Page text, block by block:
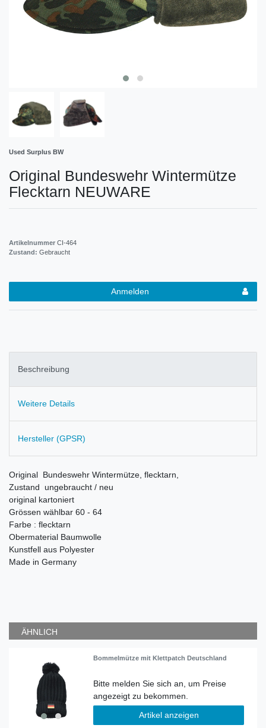
Used Surplus BW
Original Bundeswehr Wintermütze
Flecktarn NEUWARE
Artikelnummer CI-464
Zustand: Gebraucht
Anmelden
Beschreibung
Weitere Details
Hersteller (GPSR)
Original Bundeswehr Wintermütze, flecktarn,
Zustand ungebraucht / neu
original kartoniert
Grössen wählbar 60 - 64
Farbe : flecktarn
Obermaterial Baumwolle
Kunstfell aus Polyester
Made in Germany
ÄHNLICH
Bommelmütze mit Klettpatch Deutschland
Artikel anzeigen